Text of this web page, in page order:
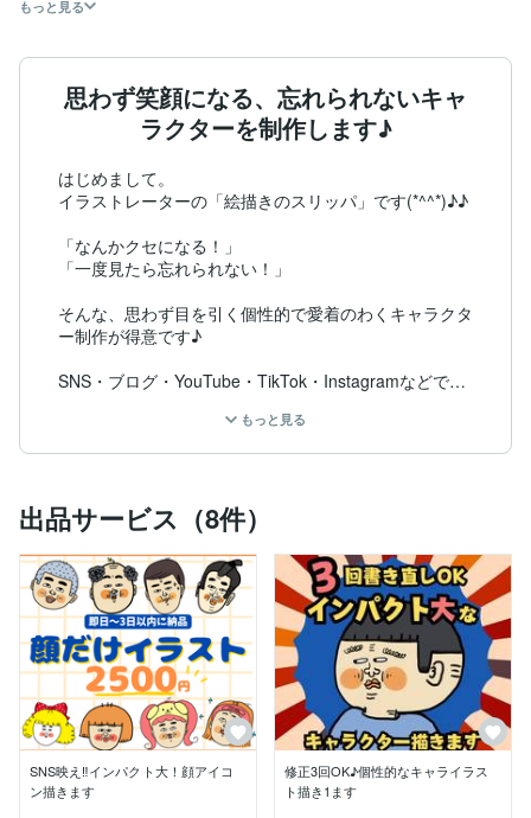
もっと見る
思わず笑顔になる、忘れられないキャ
ラクターを制作します♪
はじめまして。
イラストレーターの「絵描きのスリッパ」です(*^^*)♪♪
「なんかクセになる！」
「一度見たら忘れられない！」
そんな、思わず目を引く個性的で愛着のわくキャラクタ
ー制作が得意です♪
SNS・ブログ・YouTube・TikTok・Instagramなどで、
お客様のイメージを大切にしながら、人間味のある親し
みやすいキャラクターに仕上げます。
キャラクターが動くことで、さらに印象に残る表現をお
手伝いします。
【制作実績】
・SNSアイコン・ヘッダー
・似顔絵イラスト
・動画用イラスト・口パクアニメーション
・企業PR用キャラクター
・オリジナルキャラクターデザイン、グッズ作成(Tシャ
ツ、ステッカー、キーホルダーなど)
【こんな方におすすめ】
もっと見る
出品サービス（8件）
SNS映え‼︎インパクト大！顔アイコ
ン描きます
修正3回OK♪個性的なキャライラス
ト描き1ます